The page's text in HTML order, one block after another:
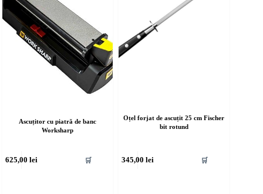
Ascuțitor cu piatră de banc
Worksharp
625,00 lei 🛒
Oțel forjat de ascuțit 25 cm Fischer
bit rotund
345,00 lei 🛒